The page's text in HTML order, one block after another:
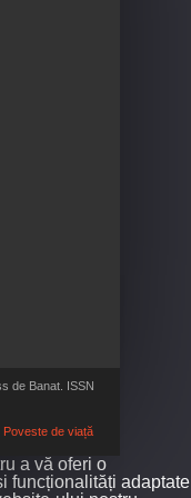
de Banat. ISSN
Poveste de viață
a vă oferi o
funcționalități adaptate